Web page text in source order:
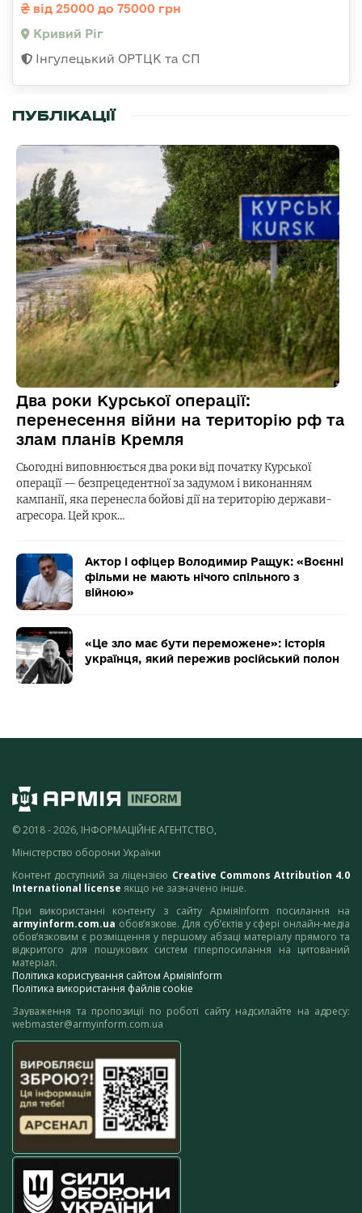
від 25000 до 75000 грн
Кривий Ріг
Інгулецький ОРТЦК та СП
ПУБЛІКАЦІЇ
Два роки Курської операції:
перенесення війни на територію рф та
злам планів Кремля
Сьогодні виповнюється два роки від початку Курської
операції — безпрецедентної за задумом і виконанням
кампанії, яка перенесла бойові дії на територію держави-
агресора. Цей крок…
Актор і офіцер Володимир Ращук: «Воєнні
фільми не мають нічого спільного з
війною»
«Це зло має бути переможене»: історія
українця, який пережив російський полон
© 2018 - 2026, ІНФОРМАЦІЙНЕ АГЕНТСТВО,
Міністерство оборони України
Контент доступний за ліцензією Creative Commons Attribution 4.0
International license якщо не зазначено інше.
При використанні контенту з сайту АрміяInform посилання на
armyinform.com.ua обов’язкове. Для суб’єктів у сфері онлайн-медіа
обов’язковим є розміщення у першому абзаці матеріалу прямого та
відкритого для пошукових систем гіперпосилання на цитований
матеріал.
Політика користування сайтом АрміяInform
Політика використання файлів cookie
Зауваження та пропозиції по роботі сайту надсилайте на адресу:
webmaster@armyinform.com.ua